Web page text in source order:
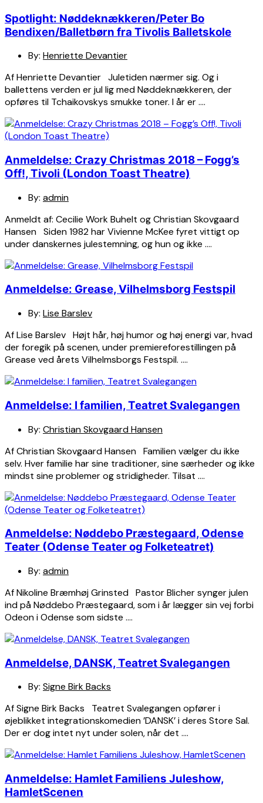
Spotlight: Nøddeknækkeren/Peter Bo
Bendixen/Balletbørn fra Tivolis Balletskole
By: Henriette Devantier
Af Henriette Devantier Juletiden nærmer sig. Og i
ballettens verden er jul lig med Nøddeknækkeren, der
opføres til Tchaikovskys smukke toner. I år er ….
Anmeldelse: Crazy Christmas 2018 – Fogg’s
Off!, Tivoli (London Toast Theatre)
By: admin
Anmeldt af: Cecilie Work Buhelt og Christian Skovgaard
Hansen Siden 1982 har Vivienne McKee fyret vittigt op
under danskernes julestemning, og hun og ikke ….
Anmeldelse: Grease, Vilhelmsborg Festspil
By: Lise Barslev
Af Lise Barslev Højt hår, høj humor og høj energi var, hvad
der foregik på scenen, under premiereforestillingen på
Grease ved årets Vilhelmsborgs Festspil. ….
Anmeldelse: I familien, Teatret Svalegangen
By: Christian Skovgaard Hansen
Af Christian Skovgaard Hansen Familien vælger du ikke
selv. Hver familie har sine traditioner, sine særheder og ikke
mindst sine problemer og stridigheder. Tilsat ….
Anmeldelse: Nøddebo Præstegaard, Odense
Teater (Odense Teater og Folketeatret)
By: admin
Af Nikoline Bræmhøj Grinsted Pastor Blicher synger julen
ind på Nøddebo Præstegaard, som i år lægger sin vej forbi
Odeon i Odense som sidste ….
Anmeldelse, DANSK, Teatret Svalegangen
By: Signe Birk Backs
Af Signe Birk Backs Teatret Svalegangen opfører i
øjeblikket integrationskomedien ’DANSK’ i deres Store Sal.
Der er dog intet nyt under solen, når det ….
Anmeldelse: Hamlet Familiens Juleshow,
HamletScenen